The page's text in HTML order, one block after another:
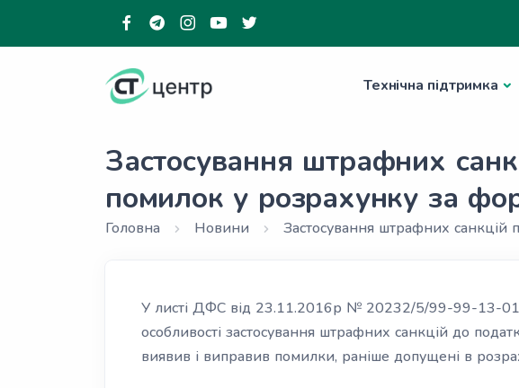
Технічна підтримка
Застосування штрафних
помилок у розрахунку за
Головна Новини Застосування штрафних санкцій
У листі ДФС від 23.11.2016р № 20232/5/99-99-13-
особливості застосування штрафних санкцій до
виявив і виправив помилки, раніше допущені в